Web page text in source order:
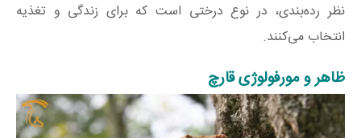
نظر رده‌بندی، در نوع درختی است که برای زندگی و تغذیه
انتخاب می‌کنند.
ظاهر و مورفولوژی قارچ